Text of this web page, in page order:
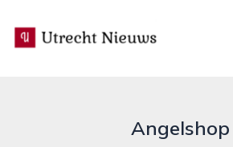
utrecht-nieuws.nl
Angelshop